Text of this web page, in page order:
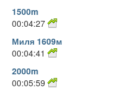
1500m
00:04:27
Миля 1609м
00:04:41
2000m
00:05:59